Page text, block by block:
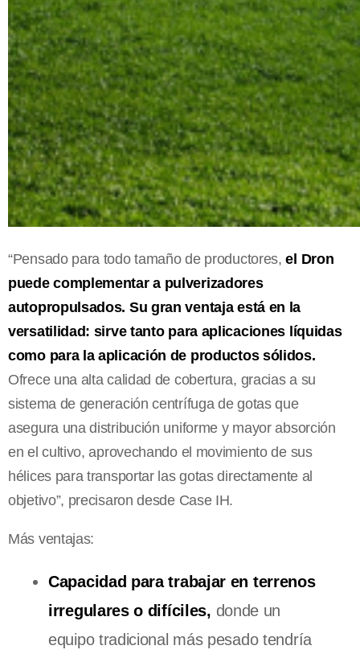
“Pensado para todo tamaño de productores,el Dron
puede complementar a pulverizadores
autopropulsados. Su gran ventaja está en la
versatilidad: sirve tanto para aplicaciones líquidas
como para la aplicación de productos sólidos.
Ofrece una alta calidad de cobertura, gracias a su
sistema de generación centrífuga de gotas que
asegura una distribución uniforme y mayor absorción
en el cultivo, aprovechando el movimiento de sus
hélices para transportar las gotas directamente al
objetivo”, precisaron desde Case IH.
Más ventajas:
Capacidad para trabajar en terrenos
irregulares o difíciles, donde un
equipo tradicional más pesado tendría